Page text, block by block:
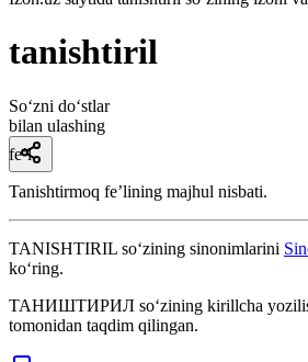
tanishtiril
So‘zni do‘stlar
bilan ulashing
fe’l
Tanishtirmoq feʼlining majhul nisbati.
TANISHTIRIL so‘zining sinonimlarini
ko‘ring.
ТАНИШТИРИЛ so‘zining kirillcha
tomonidan taqdim qilingan.